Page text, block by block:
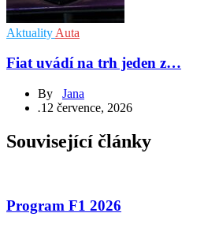
Aktuality Auta
Fiat uvádí na trh jeden z…
By Jana
.12 července, 2026
Související články
Program F1 2026